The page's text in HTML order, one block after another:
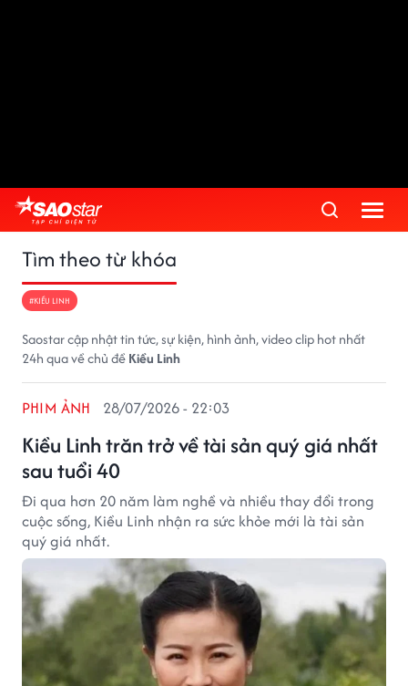
Tìm theo từ khóa
#KIỀU LINH
Saostar cập nhật tin tức, sự kiện, hình ảnh, video clip hot nhất
24h qua về chủ đềKiều Linh
Kiều Linh trăn trở về tài sản quý giá nhất
sau tuổi 40
PHIM ẢNH 28/07/2026 - 22:03
Đi qua hơn 20 năm làm nghề và nhiều thay đổi trong
cuộc sống, Kiều Linh nhận ra sức khỏe mới là tài sản
quý giá nhất.